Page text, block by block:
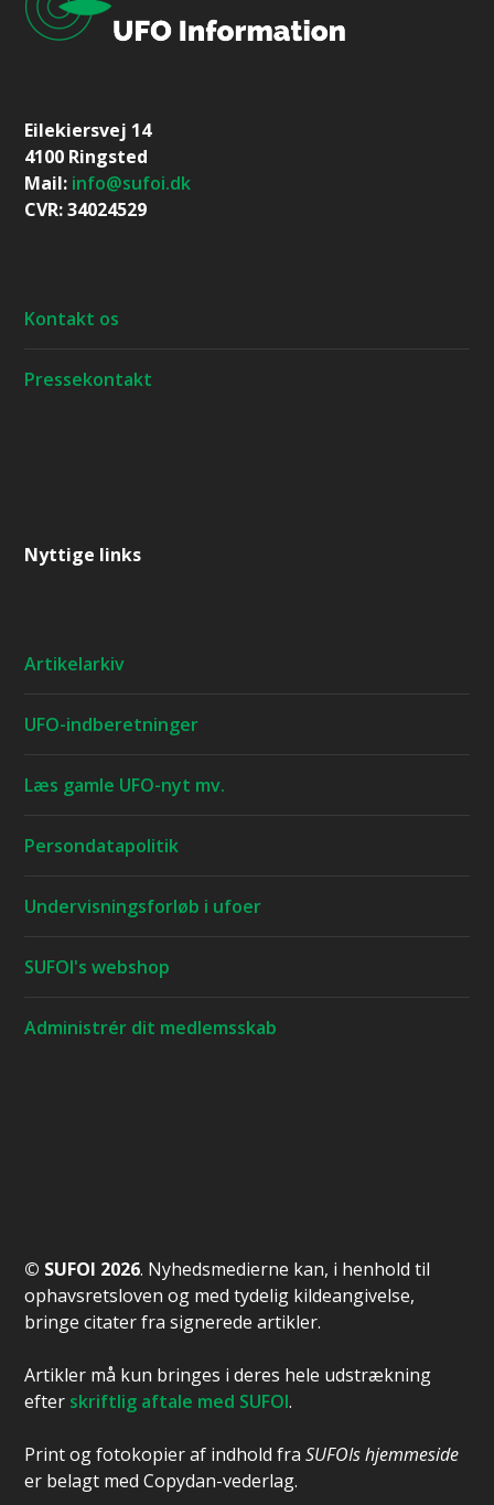
Eilekiersvej 14
4100 Ringsted
Mail: info@sufoi.dk
CVR: 34024529
Kontakt os
Pressekontakt
Nyttige links
Artikelarkiv
UFO-indberetninger
Læs gamle UFO-nyt mv.
Persondatapolitik
Undervisningsforløb i ufoer
SUFOI's webshop
Administrér dit medlemsskab
© SUFOI 2026. Nyhedsmedierne kan, i henhold til
ophavsretsloven og med tydelig kildeangivelse,
bringe citater fra signerede artikler.
Artikler må kun bringes i deres hele udstrækning
efter skriftlig aftale med SUFOI.
Print og fotokopier af indhold fraSUFOIs hjemmeside
er belagt med Copydan-vederlag.